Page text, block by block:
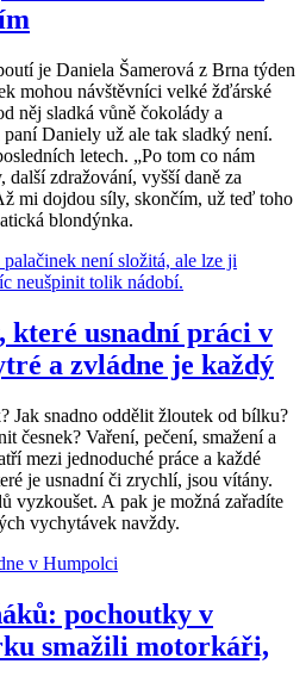
je Daniela Šamerová z Brna týden
mohou návštěvníci velké žďárské
něj sladká vůně čokolády a
Daniely už ale tak sladký není.
letech. „Po tom co nám
zdražování, vyšší daně za
mi dojdou síly, skončím, už teď toho
blondýnka.
které usnadní práci v
a zvládne je každý
Jak snadno oddělit žloutek od bílku?
česnek? Vaření, pečení, smažení a
mezi jednoduché práce a každé
je usnadní či zrychlí, jsou vítány.
vyzkoušet. A pak je možná zařadíte
vychytávek navždy.
pochoutky v
smažili motorkáři,